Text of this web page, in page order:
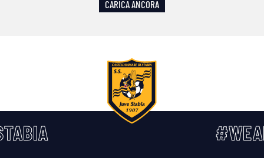
CARICA ANCORA